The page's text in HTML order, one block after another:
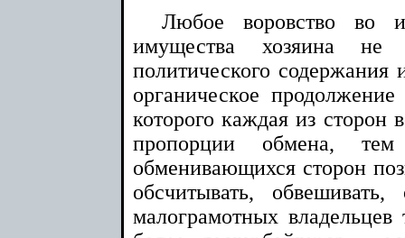
Любое воровство во
имущества хозяина не
политического содержания
органическое
которого каждая из сторон
пропорции обмена,
обменивающихся сторон
обсчитывать,
малограмотных владельцев